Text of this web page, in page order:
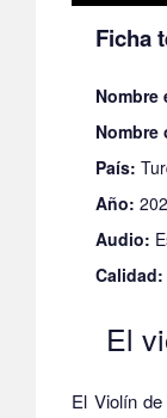
Ficha
Nombre
Nombre
País:
Año:
Audio:
Calidad:
El
El Violín